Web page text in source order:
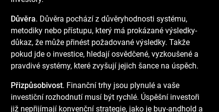
Důvěra. Důvěra pochází z důvěryhodnosti systému,
metodiky nebo přístupu, který má prokázané výsledky-
důkaz, že může přinést požadované výsledky. Takže
pokud jde o investice, hledají osvědčené, vyzkoušené a
pravdivé systémy, které zvyšují jejich šance na úspěch.
Přizpůsobivost. Finanční trhy jsou plynulé a vaše
investiční rozhodnutí musí být rychlé. Úspěšní investoři
již nepřijímají konvenční strategie, jako je buy-andhold a